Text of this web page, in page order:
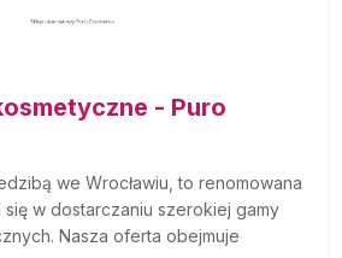
- Puro
we Wrocławiu, to renomowana
się w dostarczaniu szerokiej gamy
Nasza oferta obejmuje